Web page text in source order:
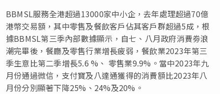
BBMSL服務全港超過13000家中小企，去年處理超過70億
港幣交易額，其中零售及餐飲客戶佔其客戶群超過5成，根
據BBMSL第三季內部數據顯示，自七、八月政府消費劵浪
潮完畢後，餐廳及零售行業增長疲弱，餐飲業2023年第三
季生意比第二季增長5.6 %、 零售業9.9%。當中2023年九
月份通過微信，支付寶及八達通獲得的消費額比2023年八
月份分別顯著下降25%、24%及20%。